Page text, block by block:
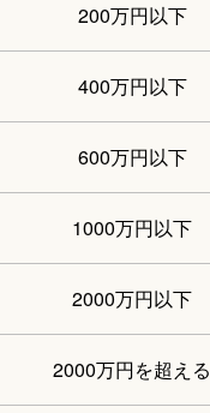
200万円以下
400万円以下
600万円以下
1000万円以下
2000万円以下
2000万円を超える